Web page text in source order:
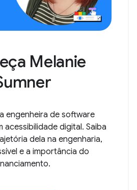
Melanie
engenheira de software
acessibilidade digital. Saiba
dela na engenharia,
e a importância do